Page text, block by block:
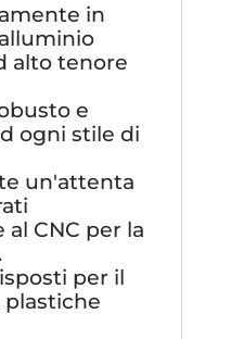
in
alto tenore
e
ogni stile di
un'attenta
CNC per la
per il